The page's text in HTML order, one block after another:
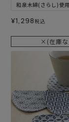
和泉木綿(さらし)使用
¥1,298税込
×(在庫な